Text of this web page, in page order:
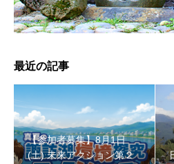
【受付終了】参加費無料! 5月6
最近の記事
【参加者募集】8月1日
(土) 未来アクション第２